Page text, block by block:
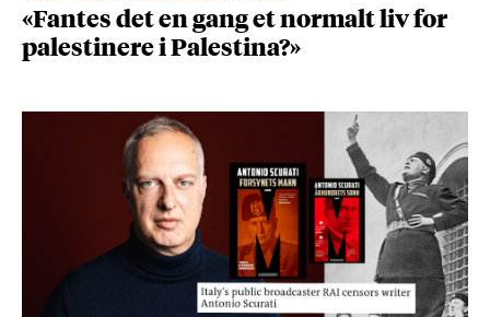
«Fantes det en gang et normalt liv for
palestinere i Palestina?»